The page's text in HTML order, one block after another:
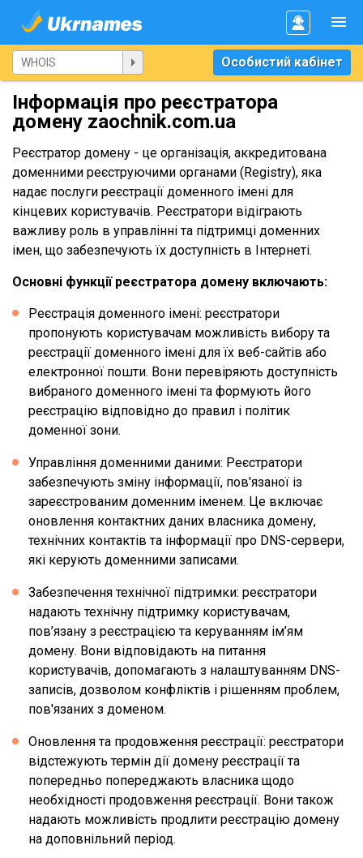
Особистий кабінет
Інформація про реєстратора
домену zaochnik.com.ua
Реєстратор домену - це організація, аккредитована
доменними реєструючими органами (Registry), яка
надає послуги реєстрації доменного імені для
кінцевих користувачів. Реєстратори відіграють
важливу роль в управлінні та підтримці доменних
імен, що забезпечують їх доступність в Інтернеті.
Основні функції реєстратора домену включають:
Реєстрація доменного імені: реєстратори
пропонують користувачам можливість вибору та
реєстрації доменного імені для їх веб-сайтів або
електронної пошти. Вони перевіряють доступність
вибраного доменного імені та формують його
реєстрацію відповідно до правил і політик
доменної зони.
Управління доменними даними: Реєстратори
забезпечують зміну інформації, пов'язаної із
зареєстрованим доменним іменем. Це включає
оновлення контактних даних власника домену,
технічних контактів та інформації про DNS-сервери,
які керують доменними записами.
Забезпечення технічної підтримки: реєстратори
надають технічну підтримку користувачам,
пов’язану з реєстрацією та керуванням ім’ям
домену. Вони відповідають на питання
користувачів, допомагають з налаштуванням DNS-
записів, дозволом конфліктів і рішенням проблем,
пов'язаних з доменом.
Оновлення та продовження реєстрації: реєстратори
відстежують термін дії домену реєстрації та
попередньо попереджають власника щодо
необхідності продовження реєстрації. Вони також
надають можливість продлити реєстрацію домену
на доповнільний період.